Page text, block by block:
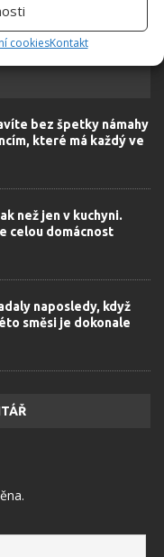
cookiesKontakt
bez špetky námahy
které má každý ve
než jen v kuchyni.
celou domácnost
naposledy, když
směsi je dokonale